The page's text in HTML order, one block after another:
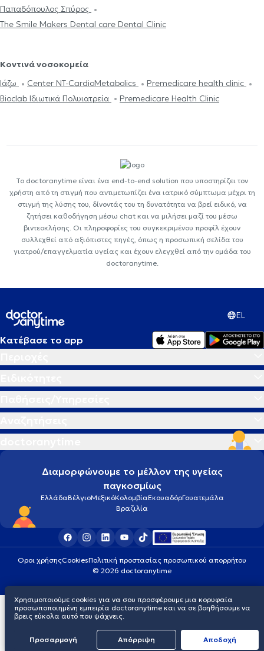
Παπαδόπουλος Σπύρος
The Smile Makers Dental care Dental Clinic
Κοντινά νοσοκομεία
Ιάζω
Center NT-CardioMetabolics
Premedicare health clinic
Bioclab Ιδιωτικά Πολυιατρεία
Premedicare Health Clinic
Το doctoranytime είναι ένα end-to-end solution που υποστηρίζει τον
χρήστη από τη στιγμή που αντιμετωπίζει ένα ιατρικό σύμπτωμα μέχρι τη
στιγμή της λύσης του, δίνοντάς του τη δυνατότητα να βρεί ειδικό, να
ζητήσει καθοδήγηση μέσω chat και να μιλήσει μαζί του μέσω
βιντεοκλήσης. Οι πληροφορίες του συγκεκριμένου προφίλ έχουν
συλλεχθεί από αξιόπιστες πηγές, όπως η προσωπική σελίδα του
γιατρού/επαγγελματία υγείας και έχουν ελεγχθεί από την ομάδα του
doctoranytime.
EL
Κατέβασε το app
Διαμορφώνουμε το μέλλον της υγείας
παγκοσμίως
ΕλλάδαΒέλγιοΜεξικόΚολομβίαΕκουαδόρΓουατεμάλα
Βραζιλία
Οροι χρήσηςCookiesΠολιτική προστασίας προσωπικού απορρήτου
© 2026 doctoranytime
Χρησιμοποιούμε cookies για να σου προσφέρουμε μια κορυφαία
προσωποποιημένη εμπειρία doctoranytime και να σε βοηθήσουμε να
βρεις εύκολα αυτό που ψάχνεις.
Προσαρμογή Απόρριψη Aποδοχή